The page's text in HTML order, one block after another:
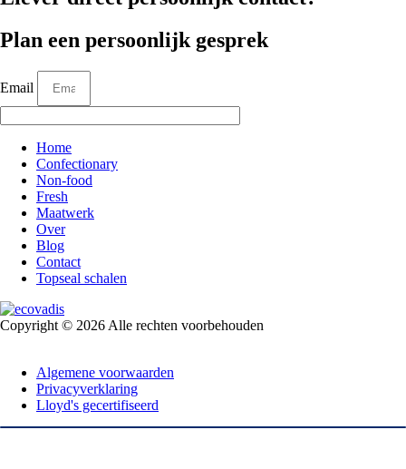
Plan een persoonlijk gesprek
Email
Home
Confectionary
Non-food
Fresh
Maatwerk
Over
Blog
Contact
Topseal schalen
Copyright © 2026 Alle rechten voorbehouden
Algemene voorwaarden
Privacyverklaring
Lloyd's gecertifiseerd